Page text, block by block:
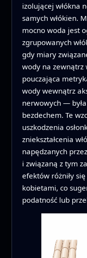
izolującej włókna
samych włókien.
mocno woda jest
zgrupowanych
gdy miary
wody na zewnątrz
pouczająca
wody wewnątrz
nerwowych —
bezdechem. Te
uszkodzenia
zniekształcenia
napędzanych
i związaną z tym
efektów różniły
kobietami, co
podatność lub